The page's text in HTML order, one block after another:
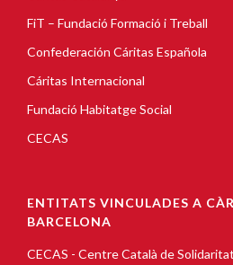
FiT – Fundació Formació i Treball
Confederación Cáritas Española
Cáritas Internacional
Fundació Habitatge Social
CECAS
ENTITATS VINCULADES A
BARCELONA
CECAS - Centre Català de Solidaritat